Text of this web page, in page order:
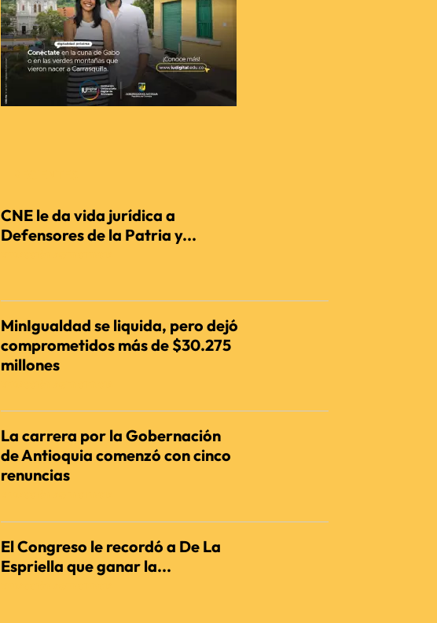
CNE le da vida jurídica a
Defensores de la Patria y...
MinIgualdad se liquida, pero dejó
comprometidos más de $30.275
millones
La carrera por la Gobernación
de Antioquia comenzó con cinco
renuncias
El Congreso le recordó a De La
Espriella que ganar la...